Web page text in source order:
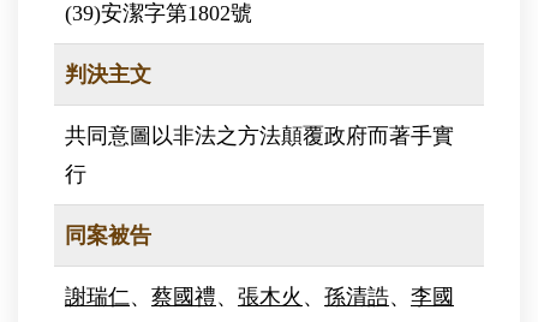
(39)安潔字第1802號
判決主文
共同意圖以非法之方法顛覆政府而著手實
行
同案被告
謝瑞仁、 蔡國禮、 張木火 、 孫清誥、 李國